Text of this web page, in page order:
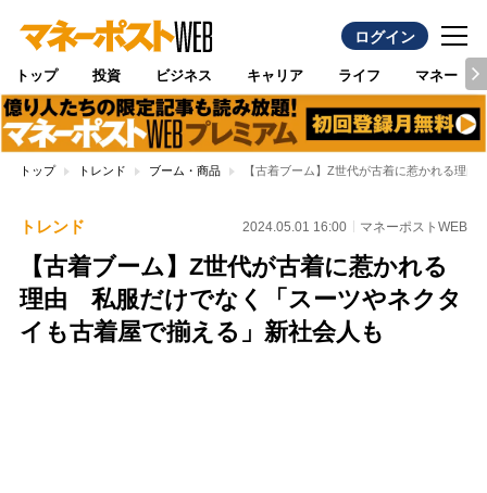
ログイン
トップ 投資 ビジネス キャリア ライフ マネー
トップ トレンド ブーム・商品 【古着ブーム】Z世代が古着に惹かれる理
トレンド 2024.05.01 16:00 マネーポストWEB
【古着ブーム】Z世代が古着に惹かれる
理由 私服だけでなく「スーツやネクタ
イも古着屋で揃える」新社会人も